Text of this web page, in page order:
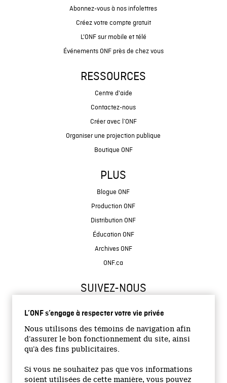
L’ONF s’engage à respecter votre vie privée
Nous utilisons des témoins de navigation afin
d’assurer le bon fonctionnement du site, ainsi
qu’à des fins publicitaires.
Si vous ne souhaitez pas que vos informations
soient utilisées de cette manière, vous pouvez
Abonnez-vous à nos infolettres
Créez votre compte gratuit
L'ONF sur mobile et télé
Événements ONF près de chez vous
RESSOURCES
Centre d'aide
Contactez-nous
Créer avec l’ONF
Organiser une projection publique
Boutique ONF
PLUS
Blogue ONF
Production ONF
Distribution ONF
Éducation ONF
Archives ONF
ONF.ca
SUIVEZ-NOUS
Site institutionnel